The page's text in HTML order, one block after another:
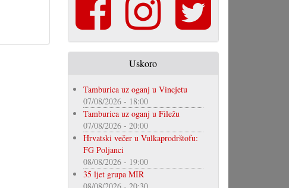
Uskoro
Tamburica uz oganj u Vincjetu
07/08/2026 - 18:00
Tamburica uz oganj u Filežu
07/08/2026 - 20:00
Hrvatski večer u Vulkaprodrštofu:
FG Poljanci
08/08/2026 - 19:00
35 ljet grupa MIR